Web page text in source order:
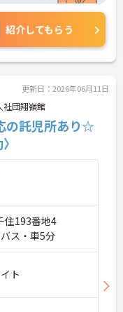
がいら
ます。
ださ
紹介してもらう
更新日：2026年06月11日
社団翔嶺館
の託児所あり☆
住193番地4
ス・車5分
ト